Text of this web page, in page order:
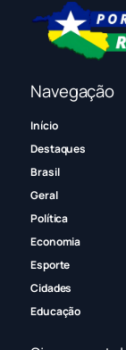
Navegação
Início
Destaques
Brasil
Geral
Política
Economia
Esporte
Cidades
Educação